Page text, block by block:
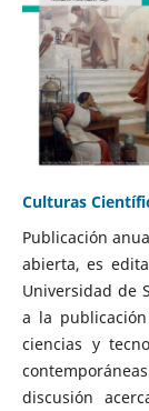
Culturas
Publicación
abierta, es
Universidad de
a la
ciencias y
discusión